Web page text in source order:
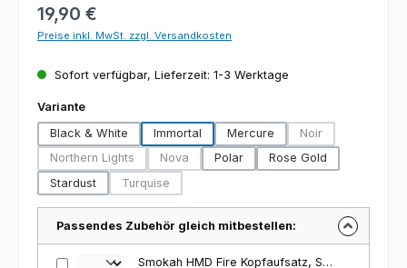
Regulärer Preis:
19,90 €
Preise inkl. MwSt. zzgl. Versandkosten
Sofort verfügbar, Lieferzeit: 1-3 Werktage
Varianteauswählen
Black & White
Immortal Mercure Noir
(Diese Option ist
Northern Lights
(Diese Option ist zurzeit nicht verfügbar.)
Nova
(Diese Option ist zurzeit nicht verfügbar.)
Polar
Rose Gold
Stardust
Turquise
(Diese Option ist zurzeit nicht verfügbar.)
Passendes Zubehör gleich mitbestellen:
Smokah HMD Fire Kopfaufsatz, Silber Matt